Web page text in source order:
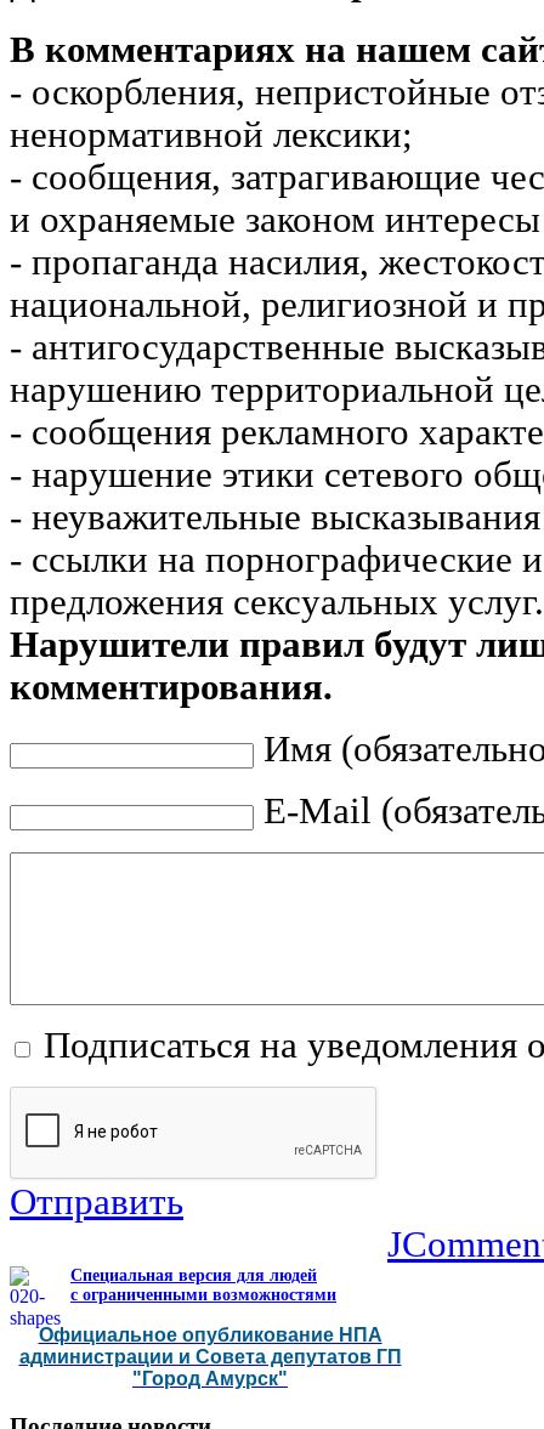
В комментариях на нашем
- оскорбления, непристойные
ненормативной лексики;
- сообщения, затрагивающие
и охраняемые законом
- пропаганда насилия,
национальной, религиозной и
- антигосударственные
нарушению территориальной
- сообщения рекламного
- нарушение этики сетевого
- неуважительные
- ссылки на порнографические
предложения сексуальных услуг.
Нарушители правил будут
комментирования.
Имя
E-Mail
Подписаться на уведомления
Отправить
Специальная версия для людей
с ограниченными возможностями
Официальное опубликование НПА
администрации и Совета депутатов ГП
"Город Амурск"